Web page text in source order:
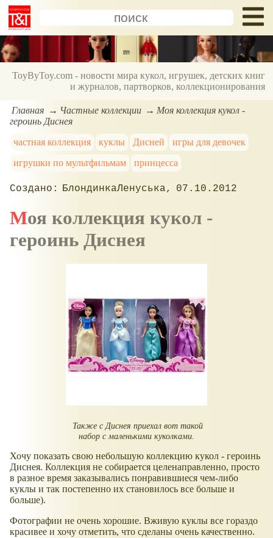
ToyByToy.com - новости мира кукол, игрушек, детских книг
и журналов, партворков, коллекционирования
Главная Частные коллекции
Моя коллекция кукол -
героинь Диснея
частная коллекция
куклы Дисней
игры для девочек
игрушки по мультфильмам
принцесса
БлондинкаЛенуська 07.10.2012
Моя коллекция кукол -
героинь Диснея
Также с Диснея приехал вот такой
набор с маленькими куколками.
Хочу показать свою небольшую коллекцию кукол - героинь
Диснея. Коллекция не собирается целенаправленно, просто
в разное время заказывались понравившиеся чем-либо
куклы и так постепенно их становилось все больше и
больше).
Фотографии не очень хорошие. Вживую куклы все гораздо
красивее и хочу отметить, что сделаны очень качественно.